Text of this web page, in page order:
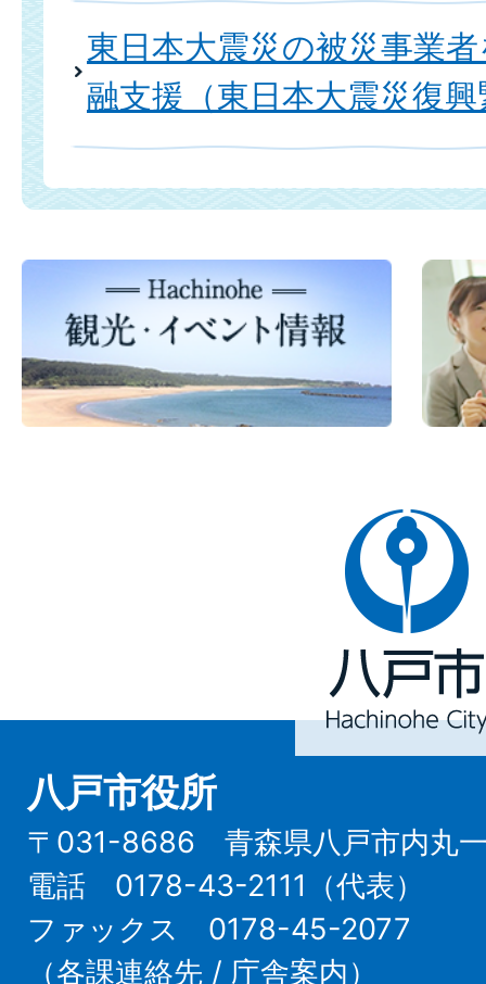
東日本大震災の被災事業
融支援（東日本大震災復
八
戸
Hachinohe
City
八戸市役所
〒031-8686 青森県八戸市内丸一
電話 0178-43-2111（代表）
ファックス 0178-45-2077
（各課連絡先 / 庁舎案内）